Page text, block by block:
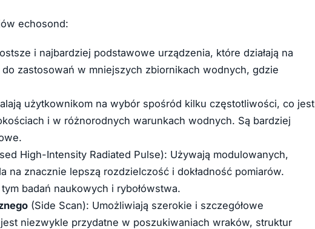
echosond:
i najbardziej podstawowe urządzenia, które działają na
zastosowań w mniejszych zbiornikach wodnych, gdzie
użytkownikom na wybór spośród kilku częstotliwości, co jest
i w różnorodnych warunkach wodnych. Są bardziej
High-Intensity Radiated Pulse): Używają modulowanych,
na znacznie lepszą rozdzielczość i dokładność pomiarów.
badań naukowych i rybołówstwa.
(Side Scan): Umożliwiają szerokie i szczegółowe
niezwykle przydatne w poszukiwaniach wraków, struktur